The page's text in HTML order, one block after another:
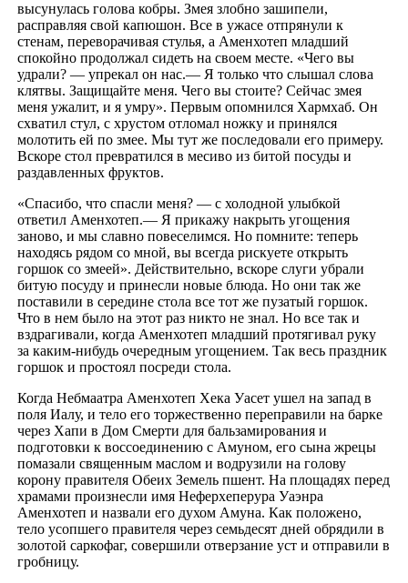
высунулась голова кобры. Змея злобно зашипели,
расправляя свой капюшон. Все в ужасе отпрянули к
стенам, переворачивая стулья, а Аменхотеп младший
спокойно продолжал сидеть на своем месте. «Чего вы
удрали? — упрекал он нас.— Я только что слышал слова
клятвы. Защищайте меня. Чего вы стоите? Сейчас змея
меня ужалит, и я умру». Первым опомнился Хармхаб. Он
схватил стул, с хрустом отломал ножку и принялся
молотить ей по змее. Мы тут же последовали его примеру.
Вскоре стол превратился в месиво из битой посуды и
раздавленных фруктов.
«Спасибо, что спасли меня? — с холодной улыбкой
ответил Аменхотеп.— Я прикажу накрыть угощения
заново, и мы славно повеселимся. Но помните: теперь
находясь рядом со мной, вы всегда рискуете открыть
горшок со змеей». Действительно, вскоре слуги убрали
битую посуду и принесли новые блюда. Но они так же
поставили в середине стола все тот же пузатый горшок.
Что в нем было на этот раз никто не знал. Но все так и
вздрагивали, когда Аменхотеп младший протягивал руку
за каким-нибудь очередным угощением. Так весь праздник
горшок и простоял посреди стола.
Когда Небмаатра Аменхотеп Хека Уасет ушел на запад в
поля Иалу, и тело его торжественно переправили на барке
через Хапи в Дом Смерти для бальзамирования и
подготовки к воссоединению с Амуном, его сына жрецы
помазали священным маслом и водрузили на голову
корону правителя Обеих Земель пшент. На площадях перед
храмами произнесли имя Неферхеперура Уаэнра
Аменхотеп и назвали его духом Амуна. Как положено,
тело усопшего правителя через семьдесят дней обрядили в
золотой саркофаг, совершили отверзание уст и отправили в
гробницу.